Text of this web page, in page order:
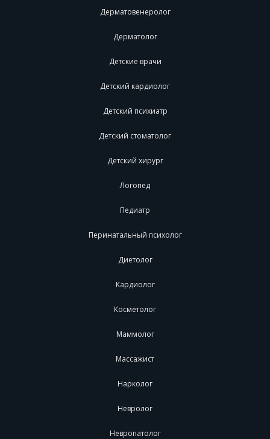
Дерматовенеролог
Дерматолог
Детские врачи
Детский кардиолог
Детский психиатр
Детский стоматолог
Детский хирург
Логопед
Педиатр
Перинатальный психолог
Диетолог
Кардиолог
Косметолог
Маммолог
Массажист
Нарколог
Невролог
Невропатолог